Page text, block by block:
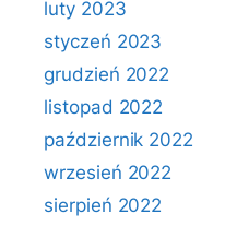
luty 2023
styczeń 2023
grudzień 2022
listopad 2022
październik 2022
wrzesień 2022
sierpień 2022